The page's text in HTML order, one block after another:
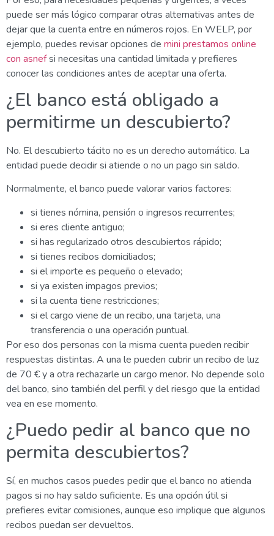
puede ser más lógico comparar otras alternativas antes de
dejar que la cuenta entre en números rojos. En WELP, por
ejemplo, puedes revisar opciones de mini prestamos online
con asnefsi necesitas una cantidad limitada y prefieres
conocer las condiciones antes de aceptar una oferta.
¿El banco está obligado a
permitirme un descubierto?
No. El descubierto tácito no es un derecho automático. La
entidad puede decidir si atiende o no un pago sin saldo.
Normalmente, el banco puede valorar varios factores:
si tienes nómina, pensión o ingresos recurrentes;
si eres cliente antiguo;
si has regularizado otros descubiertos rápido;
si tienes recibos domiciliados;
si el importe es pequeño o elevado;
si ya existen impagos previos;
si la cuenta tiene restricciones;
si el cargo viene de un recibo, una tarjeta, una
transferencia o una operación puntual.
Por eso dos personas con la misma cuenta pueden recibir
respuestas distintas. A una le pueden cubrir un recibo de luz
de 70 € y a otra rechazarle un cargo menor. No depende solo
del banco, sino también del perfil y del riesgo que la entidad
vea en ese momento.
¿Puedo pedir al banco que no
permita descubiertos?
Sí, en muchos casos puedes pedir que el banco no atienda
pagos si no hay saldo suficiente. Es una opción útil si
prefieres evitar comisiones, aunque eso implique que algunos
recibos puedan ser devueltos.